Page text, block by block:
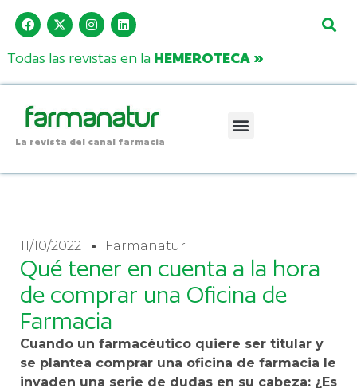
Todas las revistas en la HEMEROTECA »
La revista del canal farmacia
11/10/2022 Farmanatur
Qué tener en cuenta a la hora
de comprar una Oficina de
Farmacia
Cuando un farmacéutico quiere ser titular y
se plantea comprar una oficina de farmacia le
invaden una serie de dudas en su cabeza: ¿Es